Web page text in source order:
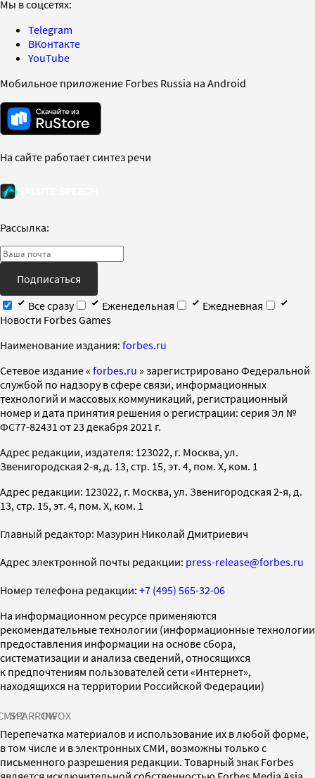
Мы в соцсетях:
Telegram
ВКонтакте
YouTube
Мобильное приложение Forbes Russia на Android
На сайте работает синтез речи
Рассылка:
Подписаться
Все сразу
Еженедельная
Ежедневная
Новости Forbes Games
Наименование издания: forbes.ru
Cетевое издание « forbes.ru » зарегистрировано Федеральной
службой по надзору в сфере связи, информационных
технологий и массовых коммуникаций, регистрационный
номер и дата принятия решения о регистрации: серия Эл №
ФС77-82431 от 23 декабря 2021 г.
Адрес редакции, издателя: 123022, г. Москва, ул.
Звенигородская 2-я, д. 13, стр. 15, эт. 4, пом. X, ком. 1
Адрес редакции: 123022, г. Москва, ул. Звенигородская 2-я, д.
13, стр. 15, эт. 4, пом. X, ком. 1
Главный редактор: Мазурин Николай Дмитриевич
Адрес электронной почты редакции: press-release@forbes.ru
Номер телефона редакции: +7 (495) 565-32-06
На информационном ресурсе применяются
рекомендательные технологии (информационные технологии
предоставления информации на основе сбора,
систематизации и анализа сведений, относящихся
к предпочтениям пользователей сети «Интернет»,
находящихся на территории Российской Федерации)
SPARROWINFOX
Перепечатка материалов и использование их в любой форме,
в том числе и в электронных СМИ, возможны только с
письменного разрешения редакции. Товарный знак Forbes